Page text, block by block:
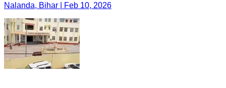
Nalanda, Bihar | Feb 10, 2026